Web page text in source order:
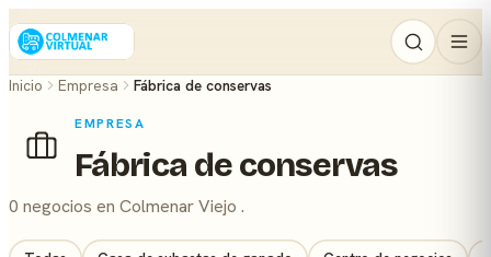
Inicio Empresa Fábrica de conservas
EMPRESA
Fábrica de conservas
0 negocios en Colmenar Viejo .